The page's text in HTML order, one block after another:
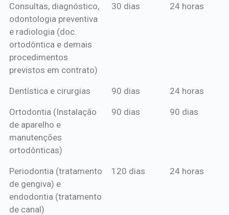
mensal*
de crédito
Consultas, diagnóstico,
odontologia preventiva
e radiologia (doc.
ortodôntica e demais
procedimentos
previstos em contrato)
30 dias 24 horas
Dentística e cirurgias 90 dias 24 horas
Ortodontia (Instalação
de aparelho e
manutenções
ortodônticas)
90 dias 90 dias
Periodontia (tratamento
de gengiva) e
endodontia (tratamento
de canal)
120 dias 24 horas